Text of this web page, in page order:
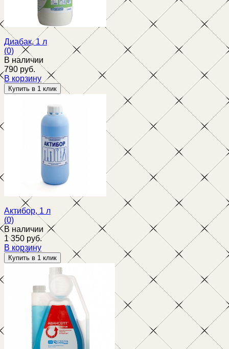
избранное сравнить
Диабак, 1 л
(0)
В наличии
790 руб.
В корзину
избранное сравнить
Актибор, 1 л
(0)
В наличии
1 350 руб.
В корзину